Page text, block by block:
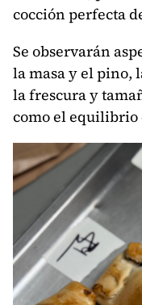
cocción perfecta
Se observarán
la masa y el pino,
la frescura y
como el equilibrio